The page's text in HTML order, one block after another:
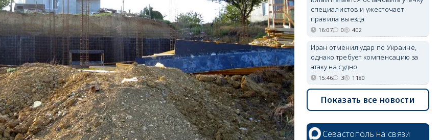
специалистов и ужесточает
правила выезда
16:07 0 402
Иран отменил удар по Украине,
однако требует компенсацию за
атаку на судно
15:46 3 1180
Показать все новости
Севастополь на связи